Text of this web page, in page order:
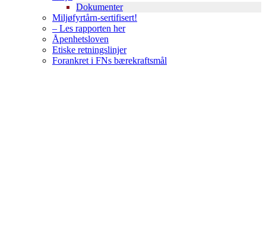
Dokumenter
Miljøfyrtårn-sertifisert!
– Les rapporten her
Åpenhetsloven
Etiske retningslinjer
Forankret i FNs bærekraftsmål